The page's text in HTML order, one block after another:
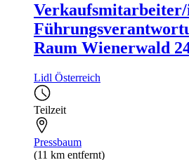
Raum Wienerwald
Lidl Österreich
Teilzeit
Pressbaum
(11 km entfernt)